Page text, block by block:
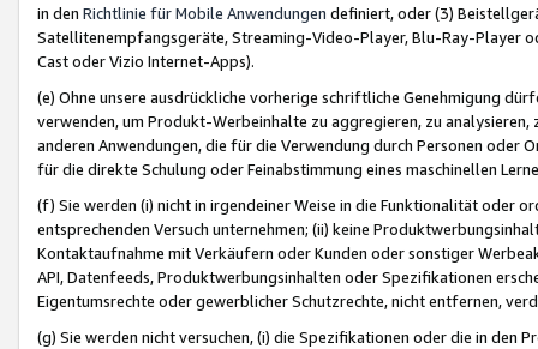
in den Richtlinie für Mobile Anwendungen definiert, oder (3)
Satellitenempfangsgeräte, Streaming-Video-Player, Blu-Ray-Player
Cast oder Vizio Internet-Apps).
(e) Ohne unsere ausdrückliche vorherige schriftliche Genehmigung
verwenden, um Produkt-Werbeinhalte zu aggregieren, zu
anderen Anwendungen, die für die Verwendung durch Personen
für die direkte Schulung oder Feinabstimmung eines maschinellen
(f) Sie werden (i) nicht in irgendeiner Weise in die Funktionalität oder
entsprechenden Versuch unternehmen; (ii) keine
Kontaktaufnahme mit Verkäufern oder Kunden oder sonstiger
API, Datenfeeds, Produktwerbungsinhalten oder Spezifikationen
Eigentumsrechte oder gewerblicher Schutzrechte, nicht entfernen,
(g) Sie werden nicht versuchen, (i) die Spezifikationen oder die in